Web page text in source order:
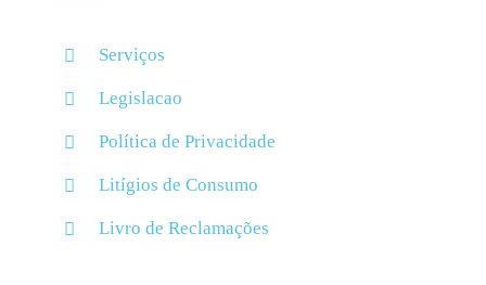
Serviços
Legislacao
Política de Privacidade
Litígios de Consumo
Livro de Reclamações